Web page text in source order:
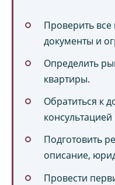
Проверить
документы и
Определить
квартиры.
Обратиться к
Подготовить
описание,
Провести